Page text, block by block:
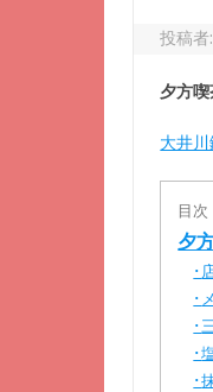
投稿者:
夕方喫
大井
目次
夕
･
･
･
･
･